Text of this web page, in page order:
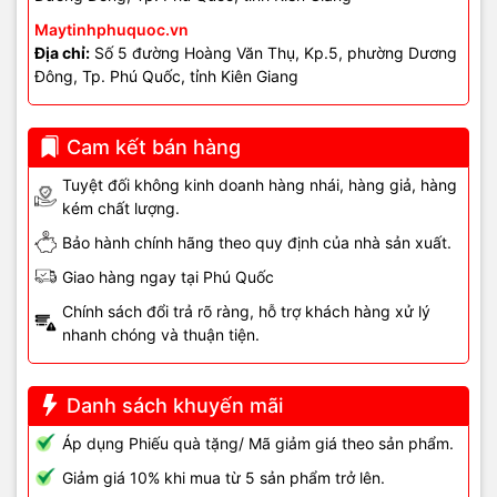
Maytinhphuquoc.vn
Địa chỉ: Số 5 đường Hoàng Văn Thụ, Kp.5, phường Dương
Đông, Tp. Phú Quốc, tỉnh Kiên Giang
Cam kết bán hàng
Tuyệt đối không kinh doanh hàng nhái, hàng giả, hàng
kém chất lượng.
Bảo hành chính hãng theo quy định của nhà sản xuất.
Giao hàng ngay tại Phú Quốc
Chính sách đổi trả rõ ràng, hỗ trợ khách hàng xử lý
nhanh chóng và thuận tiện.
Danh sách khuyến mãi
Áp dụng Phiếu quà tặng/ Mã giảm giá theo sản phẩm.
Giảm giá 10% khi mua từ 5 sản phẩm trở lên.
- Đèn LAN/WAN đứng im hoặc báo hiệu lạ.
- Tốc độ mạng giảm mạnh khi nhiều người dùng.
Linh kiện – vị trí cần chú ý
- Chip WiFi, chip xử lý trong modem/router.
- Adapter nguồn.
- Board mạch switch, modem FTTH.
- Cổng LAN, dây mạng, đầu RJ45.
- Khu vực đặt thiết bị (tủ, kệ, góc kín).
Khắc phục sơ bộ tại nhà